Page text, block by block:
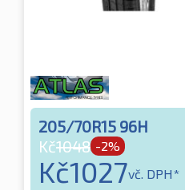
205/70R15 96H
Kč1048 -2%
Kč1027vč. DPH*